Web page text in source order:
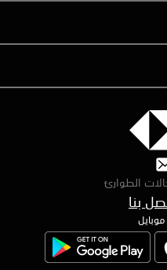
الطوارئ